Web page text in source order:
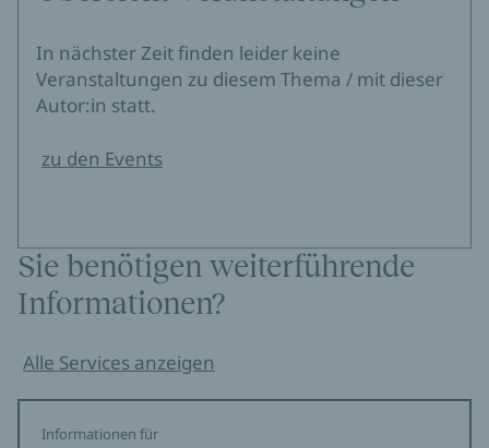
In nächster Zeit finden leider keine
Veranstaltungen zu diesem Thema / mit dieser
Autor:in statt.
zu den Events
Sie benötigen weiterführende
Informationen?
Alle Services anzeigen
Informationen für